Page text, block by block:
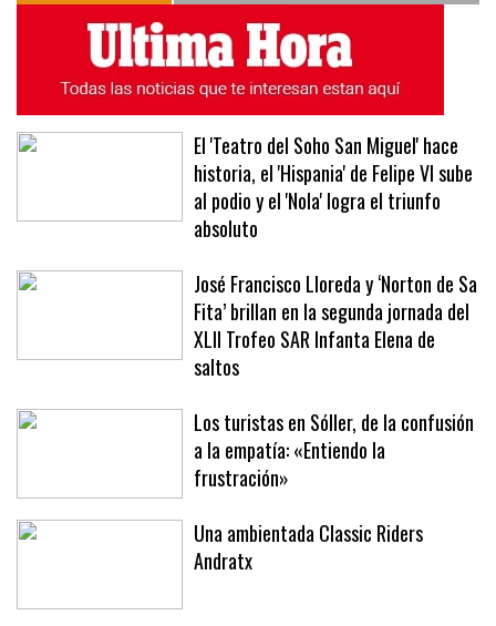
ÚLTIMAS NOTICIAS MÁS LEÍDAS
El 'Teatro del Soho San Miguel' hace
historia, el 'Hispania' de Felipe VI sube
al podio y el 'Nola' logra el triunfo
absoluto
José Francisco Lloreda y ‘Norton de Sa
Fita’ brillan en la segunda jornada del
XLII Trofeo SAR Infanta Elena de
saltos
Los turistas en Sóller, de la confusión
a la empatía: «Entiendo la
frustración»
Una ambientada Classic Riders